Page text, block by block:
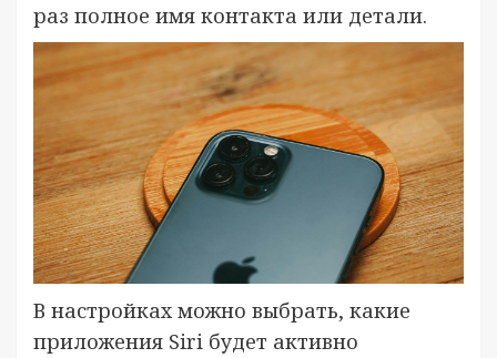
раз полное имя контакта или детали.
В настройках можно выбрать, какие
приложения Siri будет активно